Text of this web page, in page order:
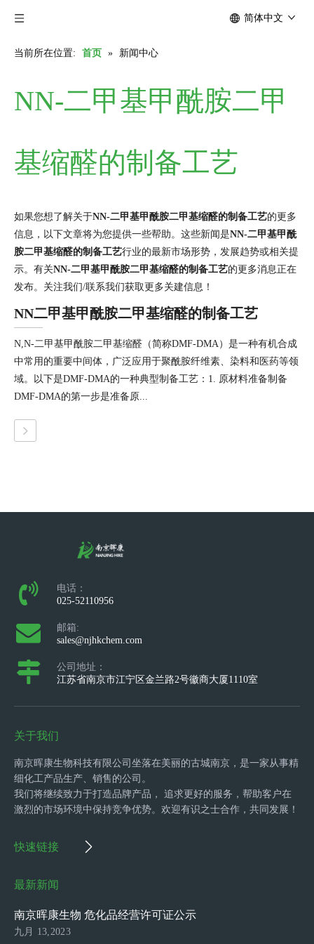
简体中文
当前所在位置: 首页 » 新闻中心
NN-二甲基甲酰胺二甲
基缩醛的制备工艺
如果您想了解关于NN-二甲基甲酰胺二甲基缩醛的制备工艺的更多
信息，以下文章将为您提供一些帮助。这些新闻是NN-二甲基甲酰
胺二甲基缩醛的制备工艺行业的最新市场形势，发展趋势或相关提
示。有关NN-二甲基甲酰胺二甲基缩醛的制备工艺的更多消息正在
发布。关注我们/联系我们获取更多关建信息！
NN二甲基甲酰胺二甲基缩醛的制备工艺
N,N-二甲基甲酰胺二甲基缩醛（简称DMF-DMA）是一种有机合成
中常用的重要中间体，广泛应用于聚酰胺纤维素、染料和医药等领
域。以下是DMF-DMA的一种典型制备工艺：1. 原材料准备制备
DMF-DMA的第一步是准备原...
电话：
025-52110956
邮箱:
sales@njhkchem.com
公司地址：
江苏省南京市江宁区金兰路2号徽商大厦1110室
关于我们
南京晖康生物科技有限公司坐落在美丽的古城南京，是一家从事精
细化工产品生产、销售的公司。
我们将继续致力于打造品牌产品， 追求更好的服务，帮助客户在
激烈的市场环境中保持竞争优势。欢迎有识之士合作，共同发展！
快速链接
最新新闻
南京晖康生物 危化品经营许可证公示
九月 13,2023